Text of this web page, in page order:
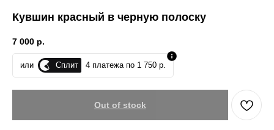
Кувшин красный в черную полоску
7 000 р.
или Сплит 4 платежа по 1 750 р.
Out of stock